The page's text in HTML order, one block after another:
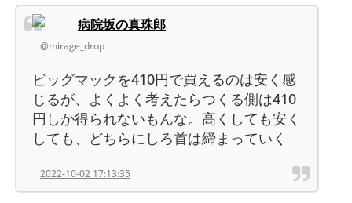
病院坂の真珠郎
@mirage_drop
ビッグマックを410円で買えるのは安く感
じるが、よくよく考えたらつくる側は410
円しか得られないもんな。高くしても安く
しても、どちらにしろ首は締まっていく
2022-10-02 17:13:35